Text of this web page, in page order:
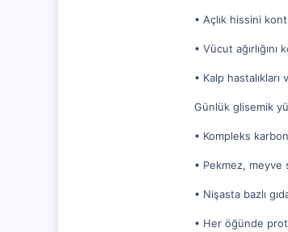
• Açlık hissini
• Vücut ağırlığını
• Kalp
Günlük glisemik
• Kompleks
• Pekmez, meyve
• Nişasta bazlı
• Her öğünde